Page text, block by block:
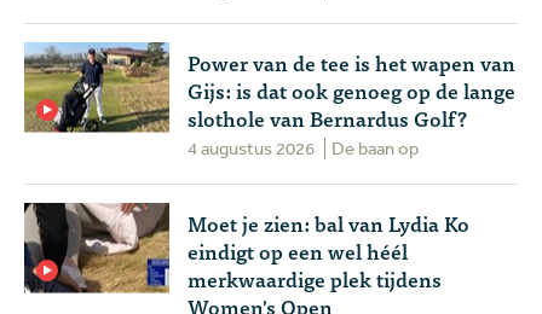
Power van de tee is het wapen van
Gijs: is dat ook genoeg op de lange
slothole van Bernardus Golf?
4 augustus 2026 De baan op
Moet je zien: bal van Lydia Ko
eindigt op een wel héél
merkwaardige plek tijdens
Women's Open